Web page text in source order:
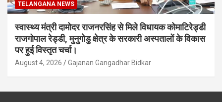
TELANGANA NEWS
स्वास्थ्य मंत्री दामोदर राजनरसिंह से मिले विधायक कोमाटिरेड्डी
राजगोपाल रेड्डी, मुनुगोडु क्षेत्र के सरकारी अस्पतालों के विकास
पर हुई विस्तृत चर्चा।
August 4, 2026 Gajanan Gangadhar Bidkar